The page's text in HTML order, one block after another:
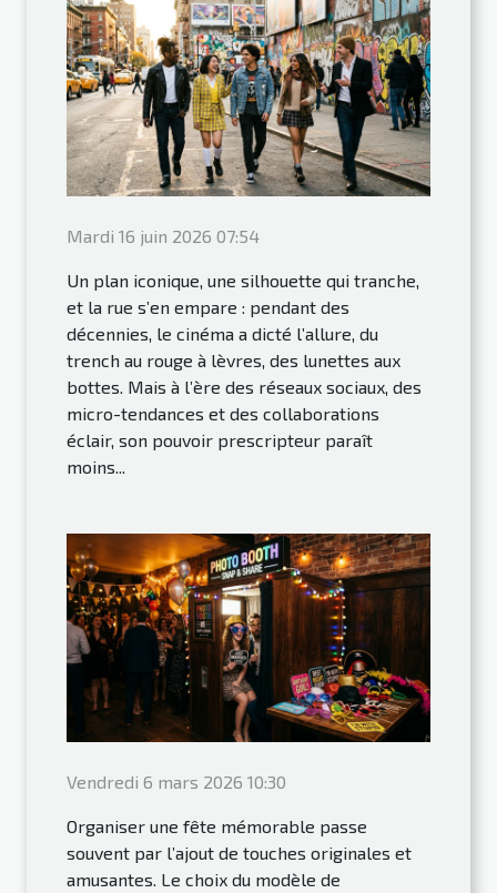
Mardi 16 juin 2026 07:54
Un plan iconique, une silhouette qui tranche,
et la rue s’en empare : pendant des
décennies, le cinéma a dicté l’allure, du
trench au rouge à lèvres, des lunettes aux
bottes. Mais à l’ère des réseaux sociaux, des
micro-tendances et des collaborations
éclair, son pouvoir prescripteur paraît
moins...
Vendredi 6 mars 2026 10:30
Organiser une fête mémorable passe
souvent par l’ajout de touches originales et
amusantes. Le choix du modèle de